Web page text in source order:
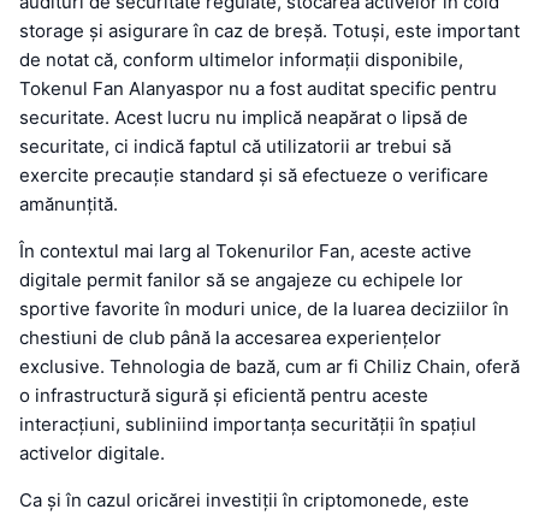
storage și asigurare în caz de breșă. Totuși, este important
de notat că, conform ultimelor informații disponibile,
Tokenul Fan Alanyaspor nu a fost auditat specific pentru
securitate. Acest lucru nu implică neapărat o lipsă de
securitate, ci indică faptul că utilizatorii ar trebui să
exercite precauție standard și să efectueze o verificare
amănunțită.
În contextul mai larg al Tokenurilor Fan, aceste active
digitale permit fanilor să se angajeze cu echipele lor
sportive favorite în moduri unice, de la luarea deciziilor în
chestiuni de club până la accesarea experiențelor
exclusive. Tehnologia de bază, cum ar fi Chiliz Chain, oferă
o infrastructură sigură și eficientă pentru aceste
interacțiuni, subliniind importanța securității în spațiul
activelor digitale.
Ca și în cazul oricărei investiții în criptomonede, este